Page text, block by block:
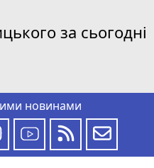
за сьогодні
новинами